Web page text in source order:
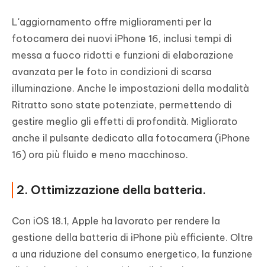
L'aggiornamento offre miglioramenti per la
fotocamera dei nuovi iPhone 16, inclusi tempi di
messa a fuoco ridotti e funzioni di elaborazione
avanzata per le foto in condizioni di scarsa
illuminazione. Anche le impostazioni della modalità
Ritratto sono state potenziate, permettendo di
gestire meglio gli effetti di profondità. Migliorato
anche il pulsante dedicato alla fotocamera (iPhone
16) ora più fluido e meno macchinoso.
2. Ottimizzazione della batteria.
Con iOS 18.1, Apple ha lavorato per rendere la
gestione della batteria di iPhone più efficiente. Oltre
a una riduzione del consumo energetico, la funzione